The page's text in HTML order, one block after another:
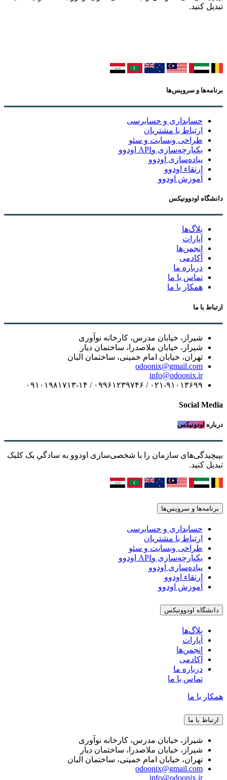
تبدیل کنید.
برنامه‌ها و سرویس‌ها
حسابداری و حسابرسی
ارتباط با مشتریان
طراحی وبسایت و سئو
یکپارچه‌سازی وAPI اودوو
پیاده‌سازی اودوو
ارتقاء اودوو
آموزش اودوو
دانشگاه اودوونیکس
بلاگ‌ها
آپارات
انجمن‌ها
آکادمی
درباره ما
تماس با ما
همکار با ما
ارتباط با ما
شیراز، خیابان مدرس، کارخانه نوآوری
شیراز، خیابان ملاصدرا، ساختمان دیار
تهران، خیابان امام خمینی، ساختمان البان
odoonix@gmail.com
info@odoonix.ir
۰۲۱-۹۱۰۱۳۶۹۹ / ۰۹۹۶۱۲۳۹۷۴۶ / ۰۹۱۰۱۹۸۱۷۱۳-۱۴
Social Media
درباره اودونیکس
بپیچیدگی‌های سازمان را با شخصی‌سازی اودوو به سادگیِ یک کلیک
تبدیل کنید.
برنامه‌ها و سرویس‌ها
حسابداری و حسابرسی
ارتباط با مشتریان
طراحی وبسایت و سئو
یکپارچه‌سازی وAPI اودوو
پیاده‌سازی اودوو
ارتقاء اودوو
آموزش اودوو
دانشگاه اودوونیکس
بلاگ‌ها
آپارات
انجمن‌ها
آکادمی
درباره ما
تماس با ما
همکار با ما
ارتباط با ما
شیراز، خیابان مدرس، کارخانه نوآوری
شیراز، خیابان ملاصدرا، ساختمان دیار
تهران، خیابان امام خمینی، ساختمان البان
odoonix@gmail.com
info@odoonix.ir